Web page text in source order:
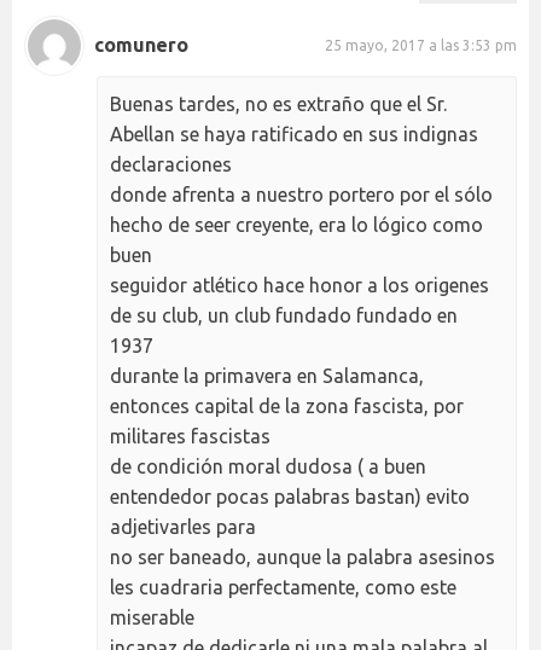
comunero 25 mayo, 2017 a las 3:53 pm
Buenas tardes, no es extraño que el Sr.
Abellan se haya ratificado en sus indignas
declaraciones
donde afrenta a nuestro portero por el sólo
hecho de seer creyente, era lo lógico como
buen
seguidor atlético hace honor a los origenes
de su club, un club fundado fundado en
1937
durante la primavera en Salamanca,
entonces capital de la zona fascista, por
militares fascistas
de condición moral dudosa ( a buen
entendedor pocas palabras bastan) evito
adjetivarles para
no ser baneado, aunque la palabra asesinos
les cuadraria perfectamente, como este
miserable